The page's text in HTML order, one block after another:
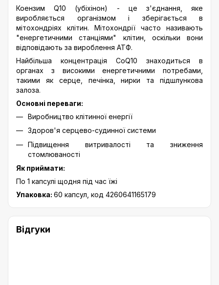
Коензим Q10 (убіхінон) - це з'єднання, яке
виробляється організмом і зберігається в
мітохондріях клітин. Мітохондрії часто називають
"енергетичними станціями" клітин, оскільки вони
відповідають за вироблення АТФ.
Найбільша концентрація CoQ10 знаходиться в
органах з високими енергетичними потребами,
такими як серце, печінка, нирки та підшлункова
залоза.
Основні переваги:
Виробництво клітинної енергії
Здоров'я серцево-судинної системи
Підвищення витривалості та зниження
стомлюваності
Як приймати:
По 1 капсулі щодня під час їжі
Упаковка: 60 капсул, код 4260641165179
Відгуки